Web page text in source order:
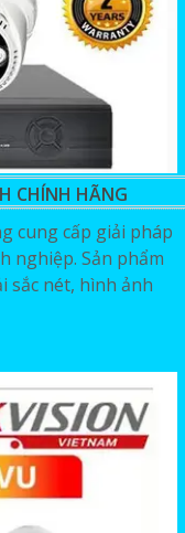
CHÍNH HÃNG
cung cấp giải pháp
nghiệp. Sản phẩm
sắc nét, hình ảnh